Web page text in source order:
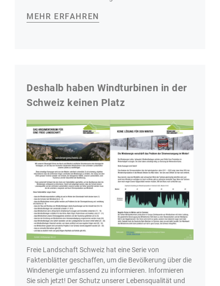
MEHR ERFAHREN
Deshalb haben Windturbinen in der
Schweiz keinen Platz
Freie Landschaft Schweiz hat eine Serie von
Faktenblätter geschaffen, um die Bevölkerung über die
Windenergie umfassend zu informieren. Informieren
Sie sich jetzt! Der Schutz unserer Lebensqualität und